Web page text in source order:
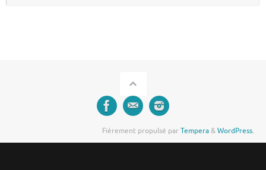
Fièrement propulsé parTempera&WordPress.